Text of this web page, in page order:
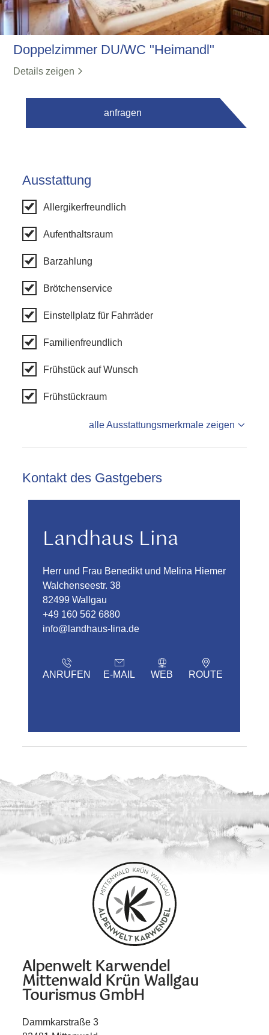
Doppelzimmer DU/WC "Heimandl"
Details zeigen
anfragen
Ausstattung
Allergikerfreundlich
Aufenthaltsraum
Barzahlung
Brötchenservice
Einstellplatz für Fahrräder
Familienfreundlich
Frühstück auf Wunsch
Frühstückraum
alle Ausstattungsmerkmale zeigen
Kontakt des Gastgebers
Landhaus Lina
Herr und Frau Benedikt und Melina Hiemer
Walchenseestr. 38
82499 Wallgau
+49 160 562 6880
info@landhaus-lina.de
ANRUFEN E-MAIL WEB ROUTE
Alpenwelt Karwendel
Mittenwald Krün Wallgau
Tourismus GmbH
Dammkarstraße 3